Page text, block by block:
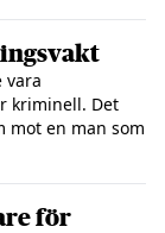
vara
kriminell. Det
mot en man som
för